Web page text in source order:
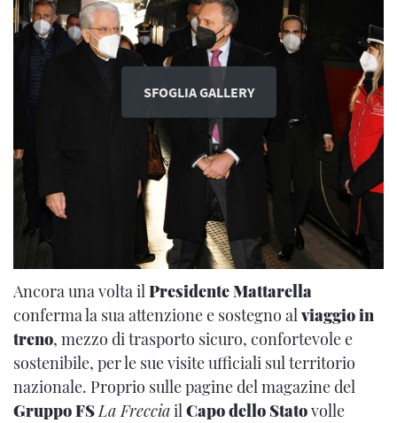
SFOGLIA GALLERY
Ancora una volta ilPresidente Mattarella
conferma la sua attenzione e sostegno alviaggio in
treno, mezzo di trasporto sicuro, confortevole e
sostenibile, per le sue visite ufficiali sul territorio
nazionale. Proprio sulle pagine del magazine del
Gruppo FSLa FrecciailCapo dello Statovolle